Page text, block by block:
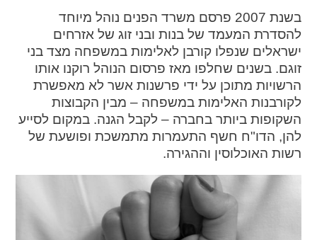
spellcheck
גופן קריא
ניגודיות צבעים
brightness_high
ניגודיות בהירה
brightness_low
ניגודיות כהה
קישורים
format_underlined
font_download
בשנת 2007 פרסם משרד הפנים נוהל מיוחד
להסדרת המעמד של בנות ובני זוג של אזרחים
ישראלים שנפלו קורבן לאלימות במשפחה מצד בני
זוגם. בשנים שחלפו מאז פרסום הנוהל רוקנו אותו
הרשויות מתוכן על ידי פרשנות אשר לא מאפשרת
לקורבנות האלימות במשפחה – מבין הקבוצות
השקופות ביותר בחברה – לקבל הגנה. במקום לסייע
להן, הדו"ח חשף התעמרות מתמשכת ופושעת של
רשות האוכלוסין וההגירה.